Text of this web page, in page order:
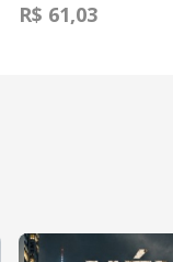
R$ 61,03